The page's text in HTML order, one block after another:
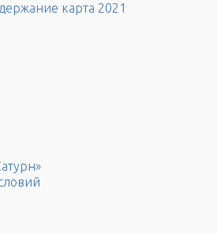
карта 2021